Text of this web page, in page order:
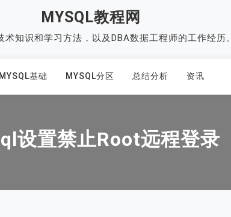
MYSQL教程网
术知识和学习方法，以及DBA数据工程师的工作经历。
MYSQL基础 MYSQL分区 总结分析 资讯
设置禁止root远程登录